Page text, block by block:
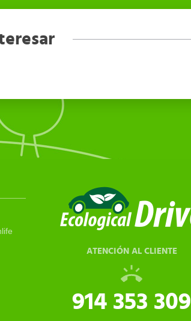
ATENCIÓN AL CLIENTE
914 353 309